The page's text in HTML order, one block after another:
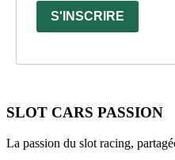
S'INSCRIRE
SLOT CARS PASSION
La passion du slot racing,